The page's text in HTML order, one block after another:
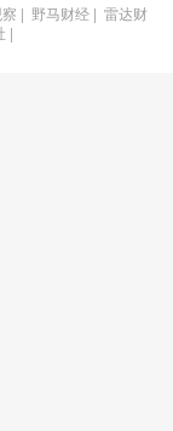
| 野马财经| 雷达财
|